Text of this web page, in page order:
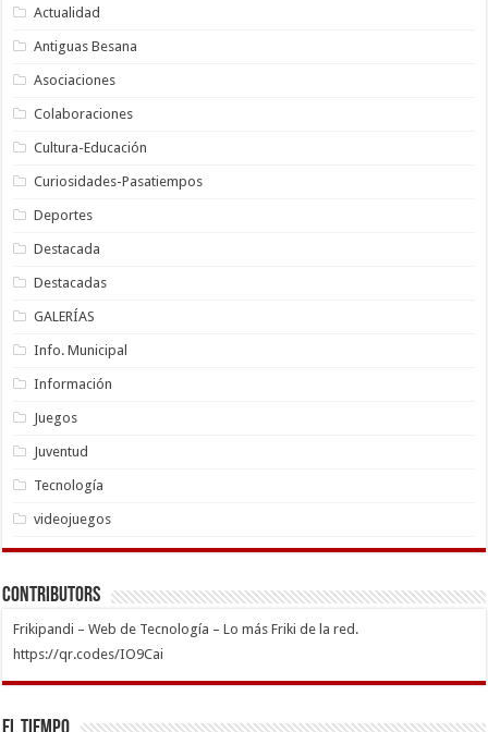
Actualidad
Antiguas Besana
Asociaciones
Colaboraciones
Cultura-Educación
Curiosidades-Pasatiempos
Deportes
Destacada
Destacadas
GALERÍAS
Info. Municipal
Información
Juegos
Juventud
Tecnología
videojuegos
Contributors
Frikipandi – Web de Tecnología – Lo más Friki de la red.
https://qr.codes/IO9Cai